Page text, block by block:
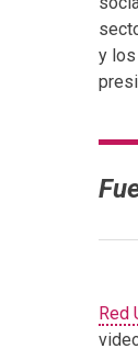
y los
Red